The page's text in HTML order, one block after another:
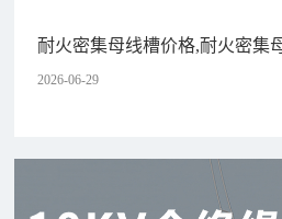
耐火密集母线槽价格,耐火密集
2026-06-29